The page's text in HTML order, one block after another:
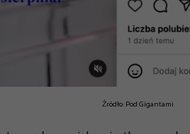
Źródło: Pod Gigantami